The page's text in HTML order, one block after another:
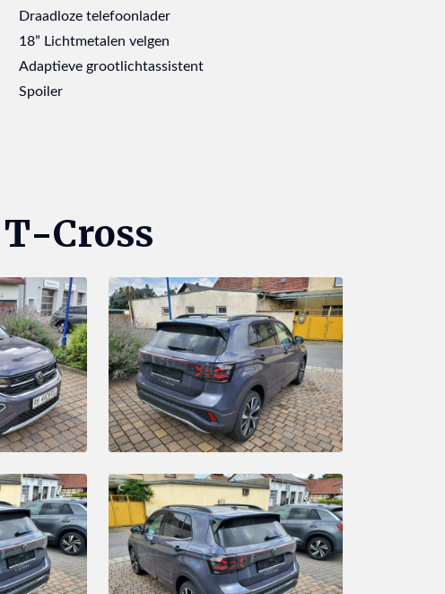
Draadloze telefoonlader
18” Lichtmetalen velgen
Adaptieve grootlichtassistent
Spoiler
Cross